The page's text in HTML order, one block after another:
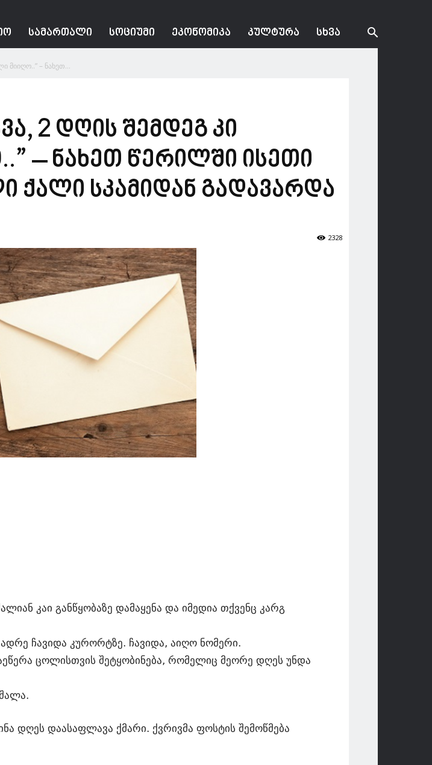
ᲡᲐᲛᲐᲠᲗᲐᲚᲘ ᲡᲝᲪᲘᲣᲛᲘ ᲔᲙᲝᲜᲝᲛᲘᲙᲐ ᲙᲣᲚᲢᲣᲠᲐ ᲡᲮᲕᲐ
მიიღო..” – ნახეთ...
2 დღის შემდეგ კი
– ნახეთ წერილში ისეთი
ქალი სკამიდან გადავარდა
2328
კაი განწყობაზე დამაყენა და იმედია თქვენც კარგ
ჩავიდა კურორტზე. ჩავიდა, აიღო ნომერი.
ცოლისთვის შეტყობინება, რომელიც მეორე დღეს უნდა
დღეს დაასაფლავა ქმარი. ქვრივმა ფოსტის შემოწმება